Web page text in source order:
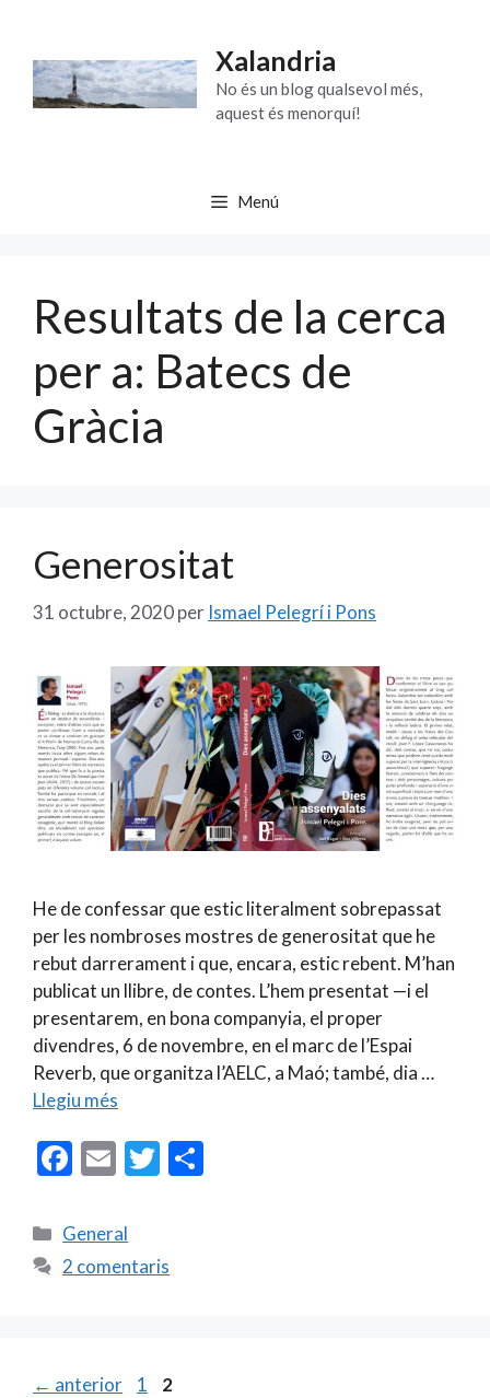
contingut
Xalandria
No és un blog qualsevol més,
aquest és menorquí!
Menú
Resultats de la cerca
per a: Batecs de
Gràcia
Generositat
31 octubre, 2020per Ismael Pelegrí i Pons
He de confessar que estic literalment sobrepassat
per les nombroses mostres de generositat que he
rebut darrerament i que, encara, estic rebent. M’han
publicat un llibre, de contes. L’hem presentat —i el
presentarem, en bona companyia, el proper
divendres, 6 de novembre, en el marc de l’Espai
Reverb, que organitza l’AELC, a Maó; també, dia …
Llegiu més
F
e
b
k
E
ai
l
T
er
Categories
General
2 comentaris
← anterior Pàgina
1 Pàgina
2